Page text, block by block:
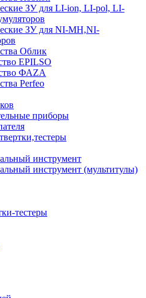
ЗУ для LI-ion, LI-pol, LI-
ЗУ для NI-MH,NI-
Облик
EPILSO
ФАZА
Perfeo
приборы
инструмент
инструмент (мультитулы)
тестеры